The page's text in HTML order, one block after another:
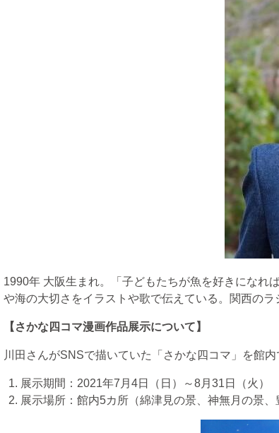
1990年 ⼤阪⽣まれ。「⼦どもたちが⿂を好きになれ
や海の⼤切さをイラストや歌で伝えている。関⻄のラ
【さかな四コマ漫画作品展示について】
川田さんがSNSで描いていた「さかな四コマ」を館
展示期間： 2021年7 月4日（日）～8月31日（火）
展示場所：館内5カ所（綿津見の景、神無月の景、